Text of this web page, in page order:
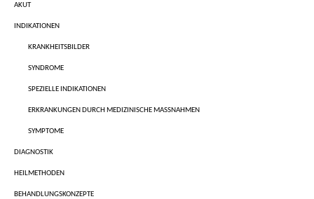
AKUT
INDIKATIONEN
KRANKHEITSBILDER
SYNDROME
SPEZIELLE INDIKATIONEN
ERKRANKUNGEN DURCH MEDIZINISCHE MASSNAHMEN
SYMPTOME
DIAGNOSTIK
HEILMETHODEN
BEHANDLUNGSKONZEPTE